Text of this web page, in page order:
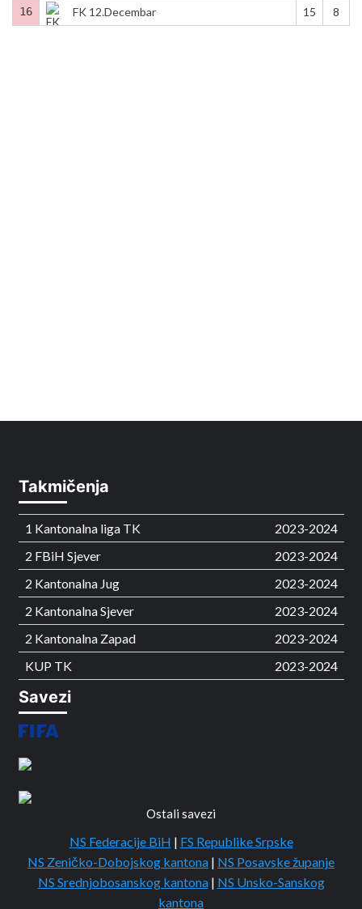
16 FK 12.Decembar 15 8
Takmičenja
1 Kantonalna liga TK
2023-2024
2 FBiH Sjever
2023-2024
2 Kantonalna Jug
2023-2024
2 Kantonalna Sjever
2023-2024
2 Kantonalna Zapad
2023-2024
KUP TK
2023-2024
Savezi
Ostali savezi
NS Federacije BiH | FS Republike Srpske
NS Zeničko-Dobojskog kantona | NS Posavske županje
NS Srednjobosanskog kantona | NS Unsko-Sanskog
kantona